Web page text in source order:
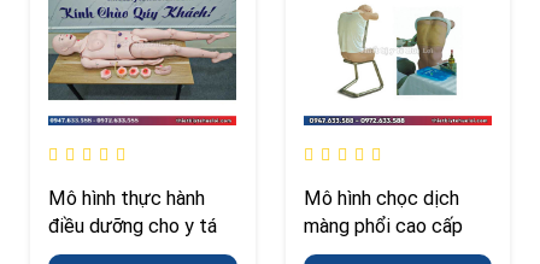
Mô hình thực hành
điều dưỡng cho y tá
Mô hình chọc dịch
màng phổi cao cấp